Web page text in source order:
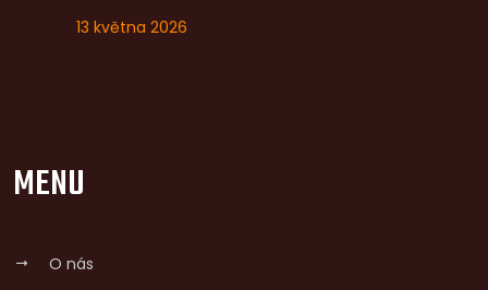
13 května 2026
MENU
O nás